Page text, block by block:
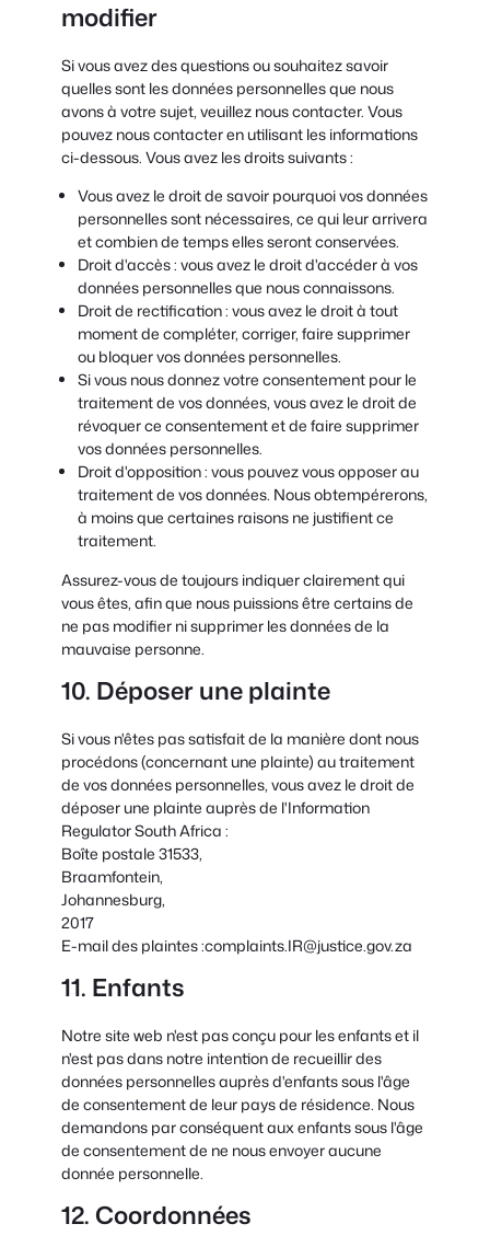
modifier
Si vous avez des questions ou souhaitez savoir
quelles sont les données personnelles que nous
avons à votre sujet, veuillez nous contacter. Vous
pouvez nous contacter en utilisant les informations
ci-dessous. Vous avez les droits suivants :
Vous avez le droit de savoir pourquoi vos données
personnelles sont nécessaires, ce qui leur arrivera
et combien de temps elles seront conservées.
Droit d'accès : vous avez le droit d'accéder à vos
données personnelles que nous connaissons.
Droit de rectification : vous avez le droit à tout
moment de compléter, corriger, faire supprimer
ou bloquer vos données personnelles.
Si vous nous donnez votre consentement pour le
traitement de vos données, vous avez le droit de
révoquer ce consentement et de faire supprimer
vos données personnelles.
Droit d'opposition : vous pouvez vous opposer au
traitement de vos données. Nous obtempérerons,
à moins que certaines raisons ne justifient ce
traitement.
Assurez-vous de toujours indiquer clairement qui
vous êtes, afin que nous puissions être certains de
ne pas modifier ni supprimer les données de la
mauvaise personne.
10. Déposer une plainte
Si vous n'êtes pas satisfait de la manière dont nous
procédons (concernant une plainte) au traitement
de vos données personnelles, vous avez le droit de
déposer une plainte auprès de l'Information
Regulator South Africa :
Boîte postale 31533,
Braamfontein,
Johannesburg,
2017
E-mail des plaintes :complaints.IR@justice.gov.za
11. Enfants
Notre site web n'est pas conçu pour les enfants et il
n'est pas dans notre intention de recueillir des
données personnelles auprès d'enfants sous l'âge
de consentement de leur pays de résidence. Nous
demandons par conséquent aux enfants sous l'âge
de consentement de ne nous envoyer aucune
donnée personnelle.
12. Coordonnées